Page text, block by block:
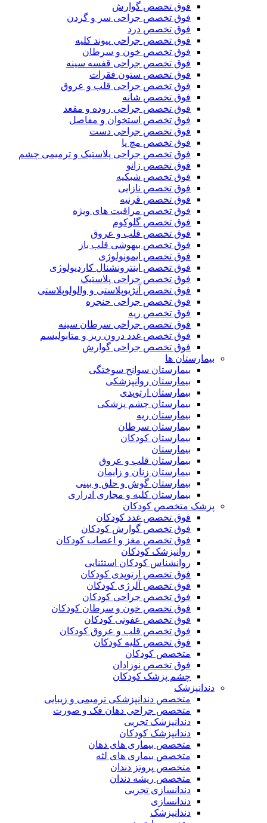
فوق تخصص گوارش
فوق تخصص جراحی سر و گردن
فوق تخصص درد
فوق تخصص جراحی پیوند کلیه
فوق تخصص خون و سرطان
فوق تخصص جراحی قفسه سینه
فوق تخصص ستون فقرات
فوق تخصص جراحی قلب و عروق
فوق تخصص شانه
فوق تخصص جراحی روده و مقعد
فوق تخصص استخوان و مفاصل
فوق تخصص جراحی دست
فوق تخصص مچ پا
فوق تخصص جراحی پلاستیک و ترمیمی چشم
فوق تخصص زانو
فوق تخصص شبکیه
فوق تخصص نازایی
فوق تخصص قرنیه
فوق تخصص مراقبت های ویژه
فوق تخصص گلوکوم
فوق تخصص قلب و عروق
فوق تخصص بیهوشی قلب باز
فوق تخصص ایمونولوژی
فوق تخصص اینترونشنال کاردیولوژی
فوق تخصص جراحی پلاستیک
فوق تخصص آنژیوپلاستی و والولوپلاستی
فوق تخصص جراحی حنجره
فوق تخصص ریه
فوق تخصص جراحی سرطان سینه
فوق تخصص غدد درون ریز و متابولیسم
فوق تخصص جراحی گوارش
بیمارستان ها
بیمارستان سوانح سوختگی
بیمارستان روانپزشکی
بیمارستان ارتوپدی
بیمارستان چشم پزشکی
بیمارستان ریه
بیمارستان سرطان
بیمارستان کودکان
بیمارستان
بیمارستان قلب و عروق
بیمارستان زنان و زایمان
بیمارستان گوش و حلق و بینی
بیمارستان کلیه و مجاری ادراری
پزشک متخصص کودکان
فوق تخصص غدد کودکان
فوق تخصص گوارش کودکان
فوق تخصص مغز و اعصاب کودکان
روانپزشک کودکان
روانشناس کودکان استثنایی
فوق تخصص ارتوپدی کودکان
فوق تخصص آلرژی کودکان
فوق تخصص جراحی کودکان
فوق تخصص خون و سرطان کودکان
فوق تخصص عفونی کودکان
فوق تخصص قلب و عروق کودکان
فوق تخصص کلیه کودکان
متخصص کودکان
فوق تخصص نوزادان
چشم پزشک کودکان
دندانپزشک
متخصص دندانپزشکی ترمیمی و زیبایی
متخصص جراحی دهان فک و صورت
دندانپزشک تجربی
دندانپزشک کودکان
متخصص بیماری های دهان
متخصص بیماری های لثه
متخصص پروتز دندان
متخصص ریشه دندان
دندانسازی تجربی
دندانسازی
دندانپزشک